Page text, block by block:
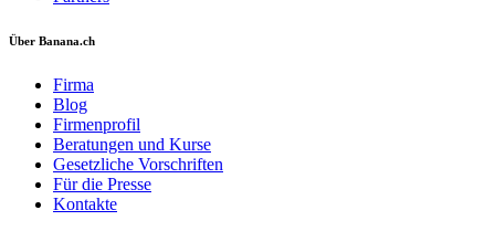
Über Banana.ch
Firma
Blog
Firmenprofil
Beratungen und Kurse
Gesetzliche Vorschriften
Für die Presse
Kontakte